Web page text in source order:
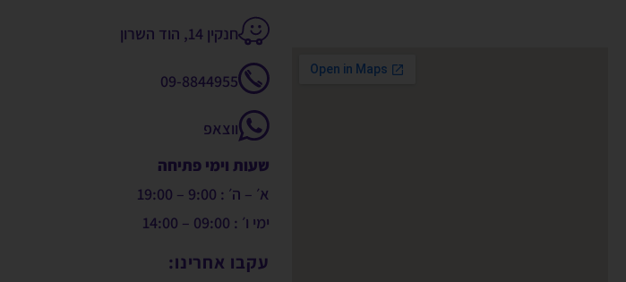
חנקין 14, הוד השרון
09-8844955
ווצאפ
שעות וימי פתיחה
א׳ – ה׳ : 9:00 – 19:00
ימי ו׳ : 09:00 – 14:00
עקבו אחרינו: